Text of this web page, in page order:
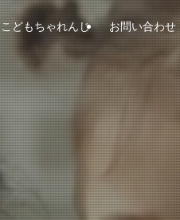
こどもちゃれんじ お問い合わせ